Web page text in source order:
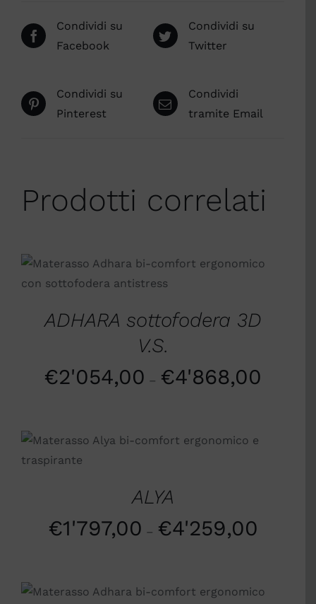
Condividi su
Facebook
Condividi su
Twitter
Condividi su
Pinterest
Condividi
tramite Email
Prodotti correlati
SCEGLI
/
DETTAGLI
ADHARA sottofodera 3D
V.S.
€2'054,00 – €4'868,00
SCEGLI
/
DETTAGLI
ALYA
€1'797,00 – €4'259,00
SCEGLI
/